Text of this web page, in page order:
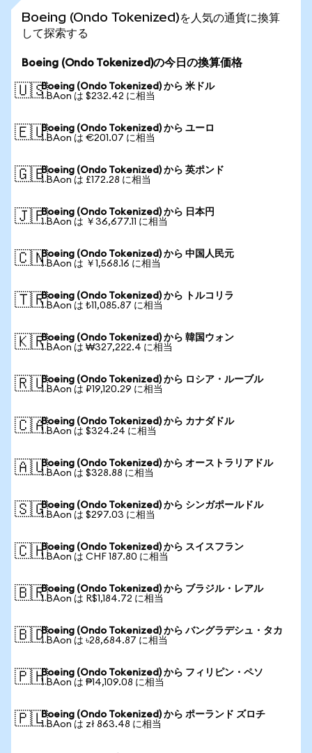
Boeing (Ondo Tokenized)を人気の通貨に換算
して探索する
Boeing (Ondo Tokenized)の今日の換算価格
🇺🇸Boeing (Ondo Tokenized) から 米ドル
1 BAon は $232.42 に相当
🇪🇺Boeing (Ondo Tokenized) から ユーロ
1 BAon は €201.07 に相当
🇬🇧Boeing (Ondo Tokenized) から 英ポンド
1 BAon は £172.28 に相当
🇯🇵Boeing (Ondo Tokenized) から 日本円
1 BAon は ￥36,677.11 に相当
🇨🇳Boeing (Ondo Tokenized) から 中国人民元
1 BAon は ￥1,568.16 に相当
🇹🇷Boeing (Ondo Tokenized) から トルコリラ
1 BAon は ₺11,085.87 に相当
🇰🇷Boeing (Ondo Tokenized) から 韓国ウォン
1 BAon は ₩327,222.4 に相当
🇷🇺Boeing (Ondo Tokenized) から ロシア・ルーブル
1 BAon は ₽19,120.29 に相当
🇨🇦Boeing (Ondo Tokenized) から カナダドル
1 BAon は $324.24 に相当
🇦🇺Boeing (Ondo Tokenized) から オーストラリアドル
1 BAon は $328.88 に相当
🇸🇬Boeing (Ondo Tokenized) から シンガポールドル
1 BAon は $297.03 に相当
🇨🇭Boeing (Ondo Tokenized) から スイスフラン
1 BAon は CHF 187.80 に相当
🇧🇷Boeing (Ondo Tokenized) から ブラジル・レアル
1 BAon は R$1,184.72 に相当
🇧🇩Boeing (Ondo Tokenized) から バングラデシュ・タカ
1 BAon は ৳28,684.87 に相当
🇵🇭Boeing (Ondo Tokenized) から フィリピン・ペソ
1 BAon は ₱14,109.08 に相当
🇵🇱Boeing (Ondo Tokenized) から ポーランド ズロチ
1 BAon は zł 863.48 に相当